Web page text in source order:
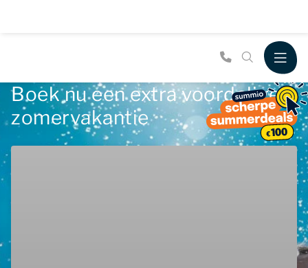
Boek nu een extra voordelige
zomervakantie